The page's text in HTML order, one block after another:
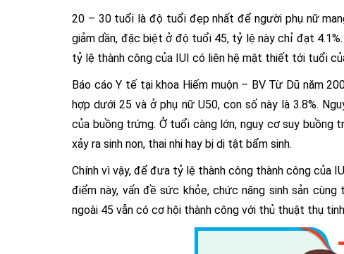
20 – 30 tuổi là độ tuổi đẹp nhất để người phụ nữ
giảm dần, đặc biệt ở độ tuổi 45, tỷ lệ này chỉ đạt
tỷ lệ thành công của IUI có liên hệ mật thiết tới tuổi
Báo cáo Y tế tại khoa Hiếm muộn – BV Từ Dũ năm
hợp dưới 25 và ở phụ nữ U50, con số này là 3.8%.
của buồng trứng. Ở tuổi càng lớn, nguy cơ suy buồng
xảy ra sinh non, thai nhi hay bị dị tật bẩm sinh.
Chính vì vậy, để đưa tỷ lệ thành công thành công của
điểm này, vấn đề sức khỏe, chức năng sinh sản
ngoài 45 vẫn có cơ hội thành công với thủ thuật thụ